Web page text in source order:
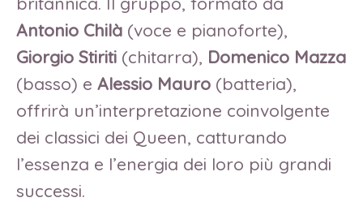
Antonio Chilà (voce e pianoforte),
Giorgio Stiriti (chitarra), Domenico Mazza
(basso) e Alessio Mauro (batteria),
offrirà un’interpretazione coinvolgente
dei classici dei Queen, catturando
l’essenza e l’energia dei loro più grandi
successi.